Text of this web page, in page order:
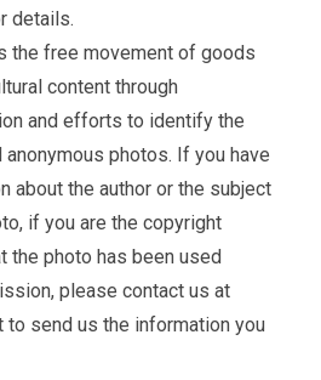
details.
the free movement of goods
content through
and efforts to identify the
photos. If you have
about the author or the subject
if you are the copyright
the photo has been used
please contact us at
to send us the information you